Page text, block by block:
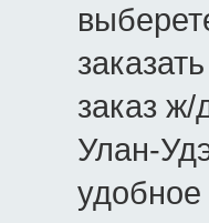
заказ
Улан-